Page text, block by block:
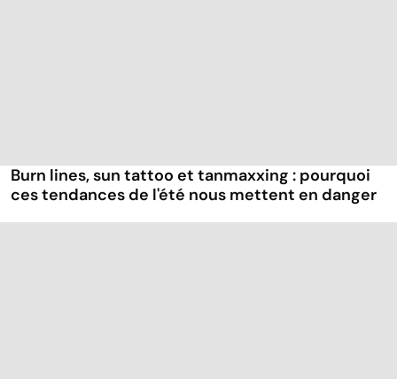
Burn lines, sun tattoo et tanmaxxing : pourquoi
ces tendances de l'été nous mettent en danger